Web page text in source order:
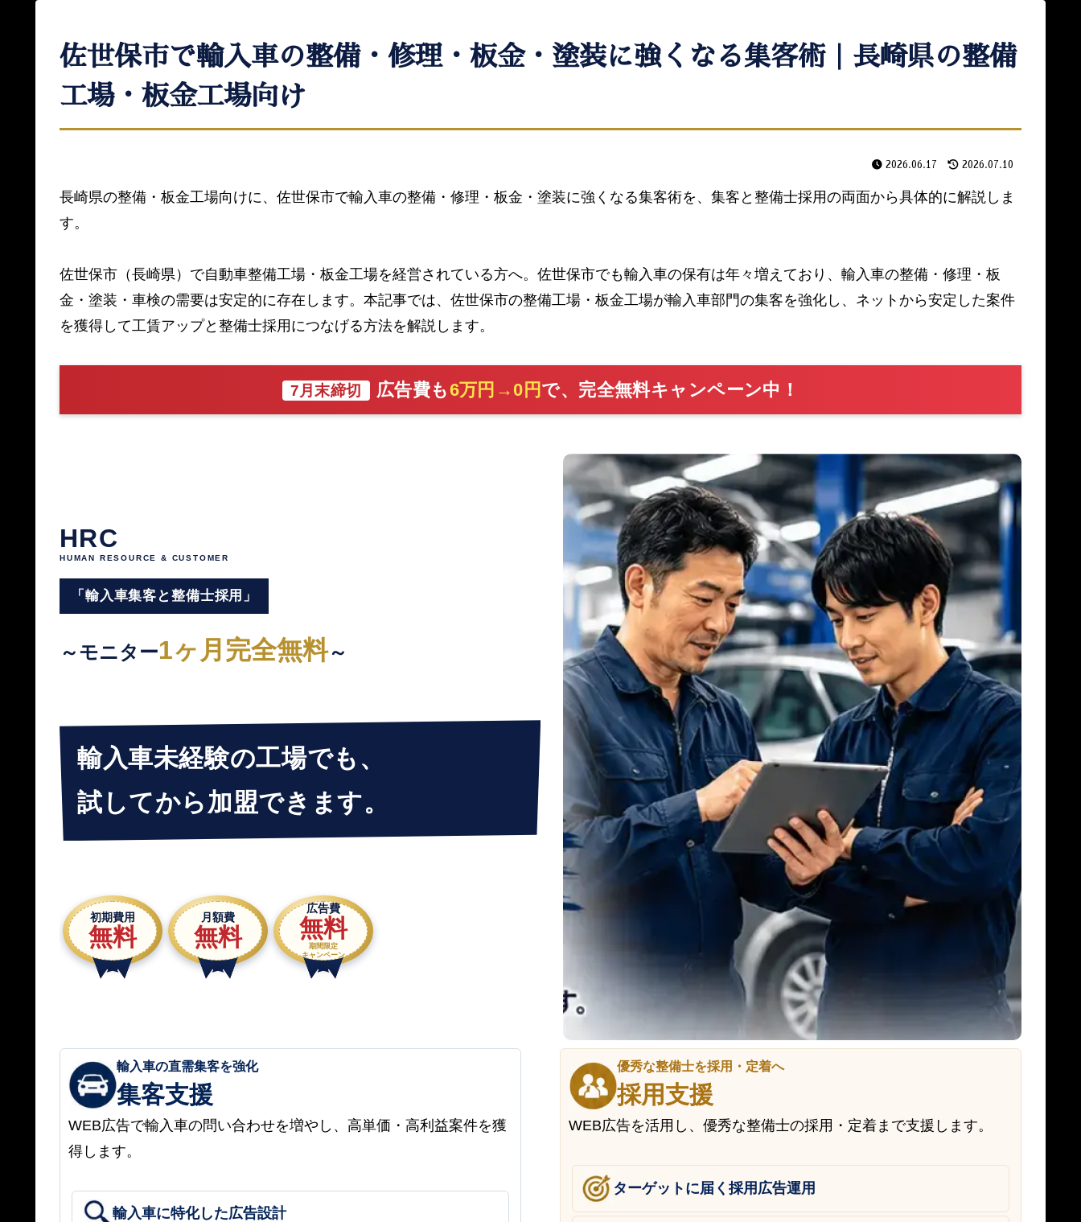
佐世保市で輸入車の整備・修理・板金・塗装に強くなる集客術｜長崎県の整備
工場・板金工場向け
2026.06.17 2026.07.10
長崎県の整備・板金工場向けに、佐世保市で輸入車の整備・修理・板金・塗装に強くなる集客術を、集客と整備士採用の両面から具体的に解説しま
す。
佐世保市（長崎県）で自動車整備工場・板金工場を経営されている方へ。佐世保市でも輸入車の保有は年々増えており、輸入車の整備・修理・板
金・塗装・車検の需要は安定的に存在します。本記事では、佐世保市の整備工場・板金工場が輸入車部門の集客を強化し、ネットから安定した案件
を獲得して工賃アップと整備士採用につなげる方法を解説します。
7月末締切 広告費も6万円→0円 で、完全無料キャンペーン中！
HRC
HUMAN RESOURCE & CUSTOMER
「輸入車集客と整備士採用」
～モニター1ヶ月完全無料～
輸入車未経験の工場でも、
試してから加盟できます。
初期費用
無料
月額費
無料
広告費
無料
期間限定
キャンペーン
輸入車の直需集客を強化
集客支援
WEB広告で輸入車の問い合わせを増やし、高単価・高利益案件を獲
得します。
輸入車に特化した広告設計
優秀な整備士を採用・定着へ
採用支援
WEB広告を活用し、優秀な整備士の採用・定着まで支援します。
ターゲットに届く採用広告運用